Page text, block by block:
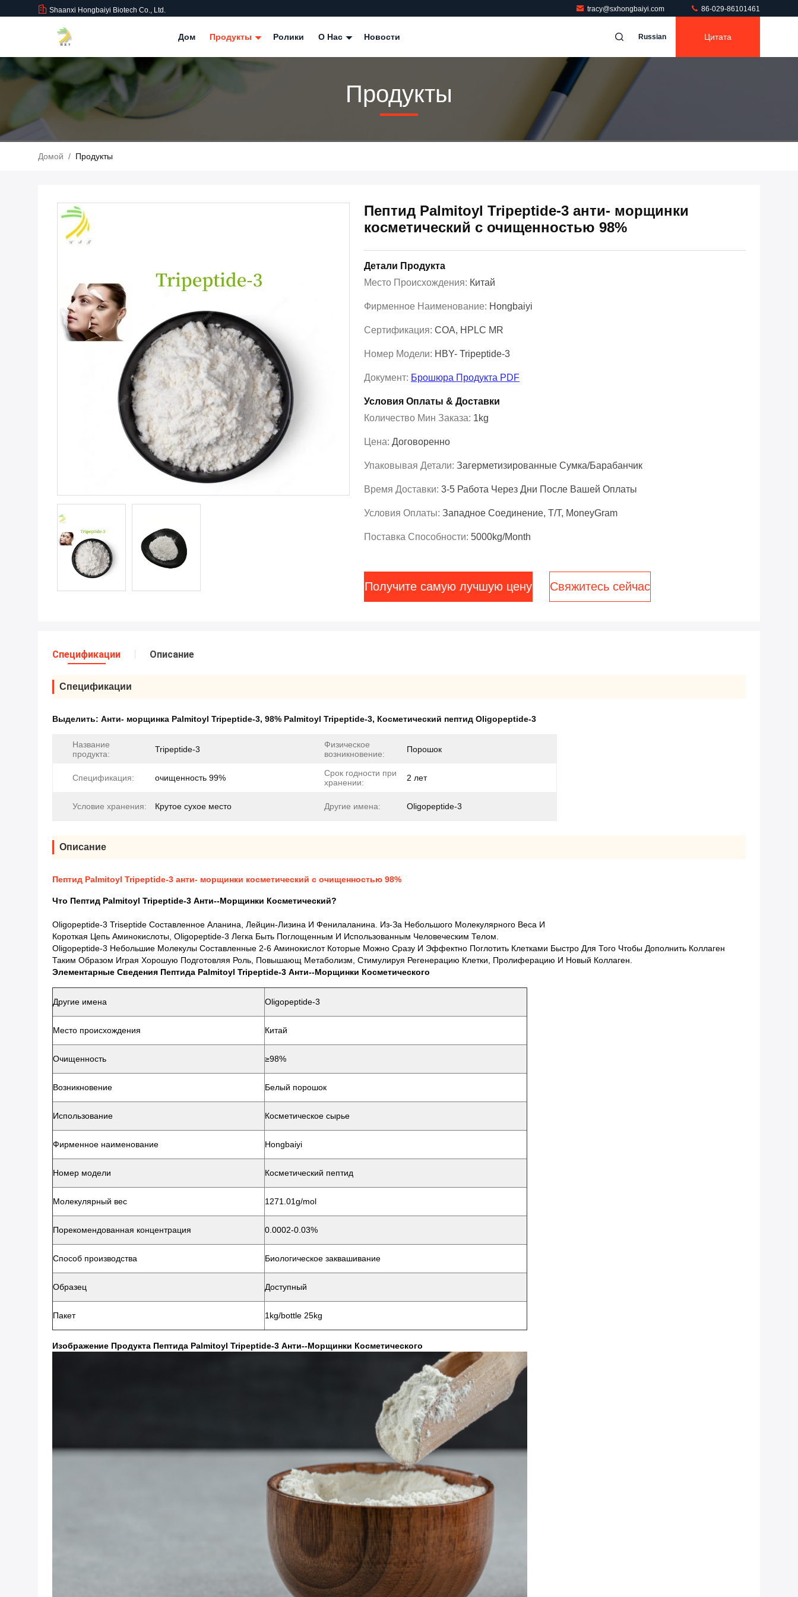
Shaanxi Hongbaiyi Biotech Co., Ltd. tracy@sxhongbaiyi.com 86-029-86101461
Дом Продукты Ролики О Нас Новости Russian Цитата
Продукты
Домой / Продукты
Пептид Palmitoyl Tripeptide-3 анти- морщинки
косметический с очищенностью 98%
Детали Продукта
Место Происхождения: Китай
Фирменное Наименование: Hongbaiyi
Сертификация: COA, HPLC MR
Номер Модели: HBY- Tripeptide-3
Документ: Брошюра Продукта PDF
Условия Оплаты & Доставки
Количество Мин Заказа: 1kg
Цена: Договоренно
Упаковывая Детали: Загерметизированные Сумка/барабанчик
Время Доставки: 3-5 Работа Через Дни После Вашей Оплаты
Условия Оплаты: Западное Соединение, T/T, MoneyGram
Поставка Способности: 5000kg/Month
Получите самую лучшую цену Свяжитесь сейчас
Спецификации Описание
Спецификации
Выделить: Анти- морщинка Palmitoyl Tripeptide-3, 98% Palmitoyl Tripeptide-3, Косметический пептид Oligopeptide-3
Название
продукта:
Tripeptide-3
Физическое
возникновение:
Порошок
Спецификация: очищенность 99%
Срок годности при
хранении:
2 лет
Условие хранения: Крутое сухое место Другие имена: Oligopeptide-3
Описание
Пептид Palmitoyl Tripeptide-3 анти- морщинки косметический с очищенностью 98%
Что Пептид Palmitoyl Tripeptide-3 Анти--морщинки Косметический?
Oligopeptide-3 Triseptide Составленное Аланина, Лейцин-Лизина И Фенилаланина. Из-За Небольшого Молекулярного Веса И
Короткая Цепь Аминокислоты, Oligopeptide-3 Легка Быть Поглощенным И Использованным Человеческим Телом.
Oligopeptide-3 Небольшие Молекулы Составленные 2-6 Аминокислот Которые Можно Сразу И Эффектно Поглотить Клетками Быстро Для Того Чтобы Дополнить Коллаген
Таким Образом Играя Хорошую Подготовляя Роль, Повышающ Метаболизм, Стимулируя Регенерацию Клетки, Пролиферацию И Новый Коллаген.
Элементарные Сведения Пептида Palmitoyl Tripeptide-3 Анти--морщинки Косметического
Другие имена Oligopeptide-3
Место происхождения Китай
Очищенность ≥98%
Возникновение Белый порошок
Использование Косметическое сырье
Фирменное наименование Hongbaiyi
Номер модели Косметический пептид
Молекулярный вес 1271.01g/mol
Порекомендованная концентрация 0.0002-0.03%
Способ производства Биологическое заквашивание
Образец Доступный
Пакет 1kg/bottle 25kg
Изображение Продукта Пептида Palmitoyl Tripeptide-3 Анти--морщинки Косметического